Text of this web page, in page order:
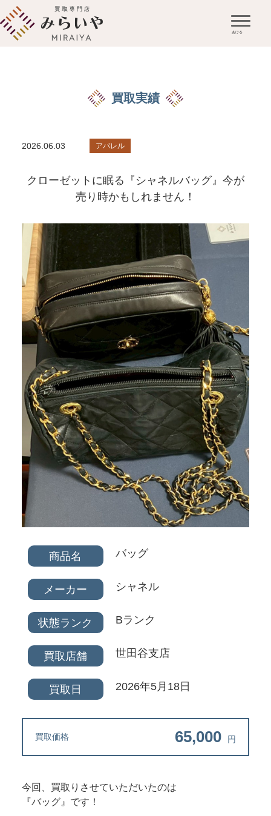
買取実績
2026.06.03 アパレル
クローゼットに眠る『シャネルバッグ』今が
売り時かもしれません！
商品名 バッグ
メーカー シャネル
状態ランク Bランク
買取店舗 世田谷支店
買取日 2026年5月18日
買取価格 65,000 円
今回、買取りさせていただいたのは
『バッグ』です！